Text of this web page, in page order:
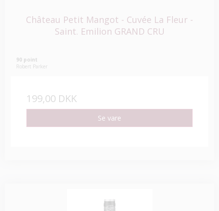
Château Petit Mangot - Cuvée La Fleur -
Saint. Emilion GRAND CRU
90 point
Robert Parker
199,00 DKK
Se vare